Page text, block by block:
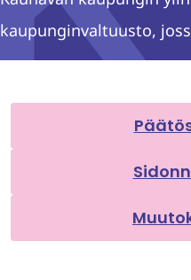
kaupunginvaltuusto,